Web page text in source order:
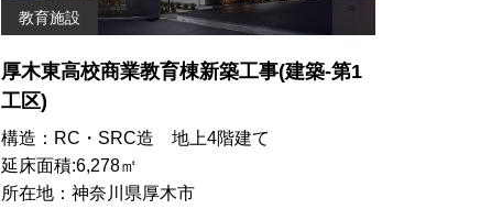
教育施設
厚木東高校商業教育棟新築工事(建築-第1
工区)
構造：RC・SRC造 地上4階建て
延床面積:6,278㎡
所在地：神奈川県厚木市